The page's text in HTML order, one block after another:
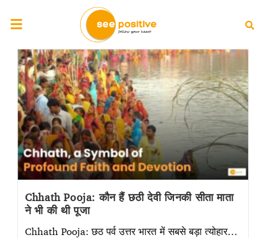
Chhath Pooja: कौन हैं छठी देवी जिनकी सीता माता
ने भी की थी पूजा
Chhath Pooja: छठ पर्व उत्तर भारत में सबसे बड़ा त्योहार…